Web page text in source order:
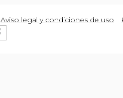
Aviso legal y condiciones de uso